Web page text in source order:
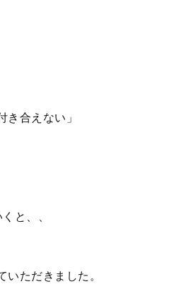
合えない」
と、、
ただきました。